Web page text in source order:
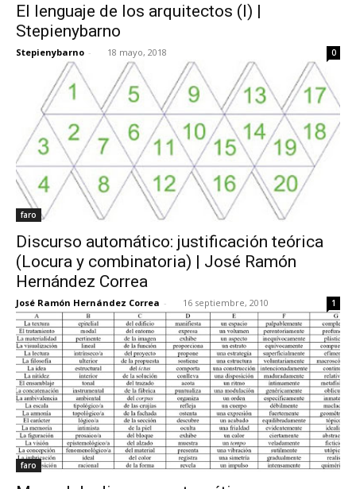
El lenguaje de los arquitectos (I) |
Stepienybarno
Stepienybarno - 18 mayo, 2018 0
faro
Discurso automático: justificación teórica
(Locura y combinatoria) | José Ramón
Hernández Correa
José Ramón Hernández Correa - 16 septiembre, 2010 1
faro